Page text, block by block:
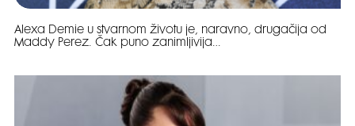
Alexa Demie u stvarnom životu je, naravno, drugačija od
Maddy Perez. Čak puno zanimljivija…